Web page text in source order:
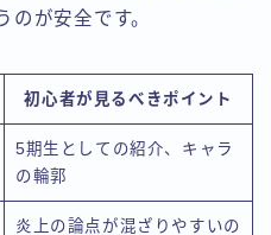
のが安全です。
初心者が見るべきポイント
5期生としての紹介、キャラ
の輪郭
炎上の論点が混ざりやすいの